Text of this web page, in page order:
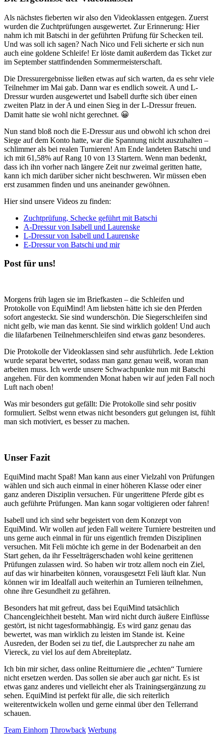
Als nächstes fieberten wir also den Videoklassen entgegen. Zuerst
wurden die Zuchtprüfungen ausgewertet. Zur Erinnerung: Hier
nahm ich mit Batschi in der geführten Prüfung für Schecken teil.
Und was soll ich sagen? Nach Nico und Feli sicherte er sich nun
auch eine goldene Schleife! Er löste damit außerdem das Ticket zur
im September stattfindenden Sommermeisterschaft.
Die Dressurergebnisse ließen etwas auf sich warten, da es sehr viele
Teilnehmer im Mai gab. Dann war es endlich soweit. A und L-
Dressur wurden ausgewertet und Isabell durfte sich über einen
zweiten Platz in der A und einen Sieg in der L-Dressur freuen.
Damit hatte sie wohl nicht gerechnet. 😀
Nun stand bloß noch die E-Dressur aus und obwohl ich schon drei
Siege auf dem Konto hatte, war die Spannung nicht auszuhalten –
schlimmer als bei realen Turnieren! Am Ende landeten Batschi und
ich mit 61,58% auf Rang 10 von 13 Startern. Wenn man bedenkt,
dass ich ihn vorher nach längere Zeit nur zweimal geritten hatte,
kann ich mich darüber sicher nicht beschweren. Wir müssen eben
erst zusammen finden und uns aneinander gewöhnen.
Hier sind unsere Videos zu finden:
Zuchtprüfung, Schecke geführt mit Batschi
A-Dressur von Isabell und Laurenske
L-Dressur von Isabell und Laurenske
E-Dressur von Batschi und mir
Post für uns!
Morgens früh lagen sie im Briefkasten – die Schleifen und
Protokolle von EquiMind! Am liebsten hätte ich sie den Pferden
sofort angesteckt. Sie sind wunderschön. Die Siegerschleifen sind
nicht gelb, wie man das kennt. Sie sind wirklich golden! Und auch
die lilafarbenen Teilnehmerschleifen sind etwas ganz besonderes.
Die Protokolle der Videoklassen sind sehr ausführlich. Jede Lektion
wurde separat bewertet, sodass man ganz genau weiß, woran man
arbeiten muss. Ich werde unsere Schwachpunkte nun mit Batschi
angehen. Für den kommenden Monat haben wir auf jeden Fall noch
Luft nach oben!
Was mir besonders gut gefällt: Die Protokolle sind sehr positiv
formuliert. Selbst wenn etwas nicht besonders gut gelungen ist, fühlt
man sich motiviert, es besser zu machen.
Unser Fazit
EquiMind macht Spaß! Man kann aus einer Vielzahl von Prüfungen
wählen und sich auch einmal in einer höheren Klasse oder einer
ganz anderen Disziplin versuchen. Für ungerittene Pferde gibt es
auch geführte Prüfungen. Man kann sogar voltigieren oder fahren!
Isabell und ich sind sehr begeistert von dem Konzept von
EquiMind. Wir wollen auf jeden Fall weitere Turniere bestreiten und
uns gerne auch einmal in für uns eigentlich fremden Disziplinen
versuchen. Mit Feli möchte ich gerne in der Bodenarbeit an den
Start gehen, da ihr Fesselträgerschaden wohl keine gerittenen
Prüfungen zulassen wird. So haben wir trotz allem noch ein Ziel,
auf das wir hinarbeiten können, vorausgesetzt Feli läuft klar. Nun
können wir im Idealfall auch weiterhin an Turnieren teilnehmen,
ohne ihre Gesundheit zu gefähren.
Besonders hat mit gefreut, dass bei EquiMind tatsächlich
Chancengleichheit besteht. Man wird nicht durch äußere Einflüsse
gestört, ist nicht tagesformabhängig. Es wird ganz genau das
bewertet, was man wirklich zu leisten im Stande ist. Keine
Ausreden, der Boden sei zu tief, die Lautsprecher zu nahe am
Viereck, zu viel los auf dem Abreiteplatz.
Ich bin mir sicher, dass online Reitturniere die „echten“ Turniere
nicht ersetzen werden. Das sollen sie aber auch gar nicht. Es ist
etwas ganz anderes und vielleicht eher als Trainingsergänzung zu
sehen. EquiMind ist perfekt für alle, die sich reiterlich
weiterentwickeln wollen und gerne einmal über den Tellerrand
schauen.
Team Einhorn Throwback Werbung